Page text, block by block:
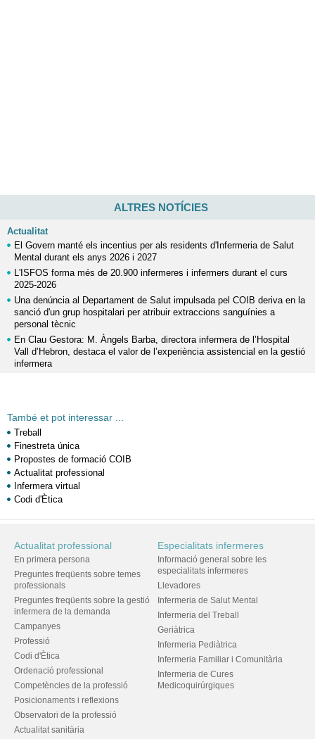
ALTRES NOTÍCIES
Actualitat
El Govern manté els incentius per als residents d'Infermeria de Salut
Mental durant els anys 2026 i 2027
L'ISFOS forma més de 20.900 infermeres i infermers durant el curs
2025-2026
Una denúncia al Departament de Salut impulsada pel COIB deriva en la
sanció d'un grup hospitalari per atribuir extraccions sanguínies a
personal tècnic
En Clau Gestora: M. Àngels Barba, directora infermera de l’Hospital
Vall d’Hebron, destaca el valor de l’experiència assistencial en la gestió
infermera
També et pot interessar ...
Treball
Finestreta única
Propostes de formació COIB
Actualitat professional
Infermera virtual
Codi d'Ètica
Actualitat professional
En primera persona
Preguntes freqüents sobre temes
professionals
Preguntes freqüents sobre la gestió
infermera de la demanda
Campanyes
Professió
Codi d'Ètica
Ordenació professional
Competències de la professió
Posicionaments i reflexions
Observatori de la professió
Actualitat sanitària
Especialitats infermeres
Informació general sobre les
especialitats infermeres
Llevadores
Infermeria de Salut Mental
Infermeria del Treball
Geriàtrica
Infermeria Pediàtrica
Infermeria Familiar i Comunitària
Infermeria de Cures
Medicoquirúrgiques